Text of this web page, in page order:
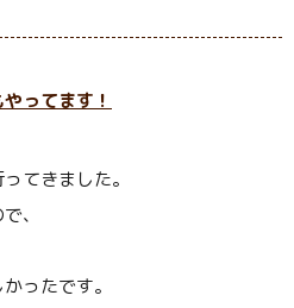
ってます！
てきました。
、
ったです。